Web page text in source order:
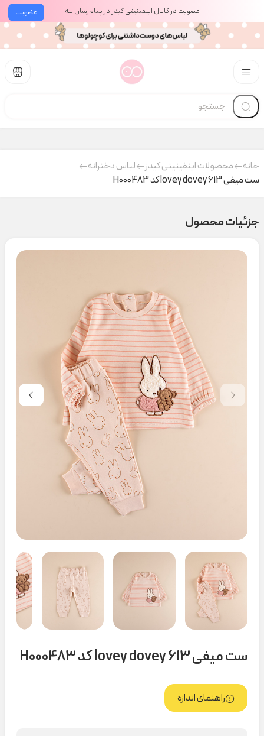
عضویت عضویت در کانال اینفینیتی کیدز در پیام‌رسان بله
خانه محصولات اینفینیتی کیدز
لباس دخترانه
ست میفی lovey dovey 613 کد H000483
جزئیات محصول
ست میفی lovey dovey 613 کد H000483
راهنمای اندازه